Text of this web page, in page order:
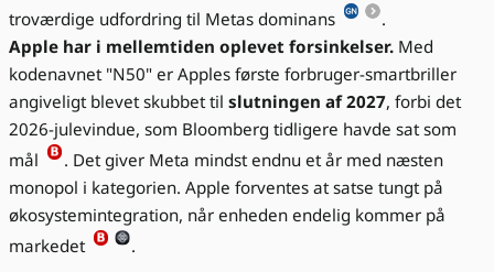
troværdige udfordring til Metas dominans
.
Apple har i mellemtiden oplevet forsinkelser. Med
kodenavnet "N50" er Apples første forbruger-smartbriller
angiveligt blevet skubbet til slutningen af 2027, forbi det
2026-julevindue, som Bloomberg tidligere havde sat som
mål
. Det giver Meta mindst endnu et år med næsten
monopol i kategorien. Apple forventes at satse tungt på
økosystemintegration, når enheden endelig kommer på
markedet
.